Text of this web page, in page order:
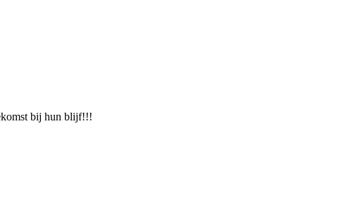
bij hun blijf!!!